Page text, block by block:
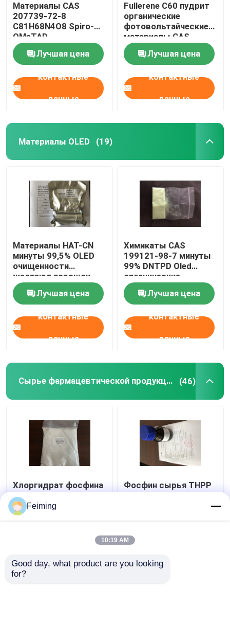
Материалы CAS
207739-72-8
C81H68N4O8 Spiro-
OMeTAD
органические
фотовольтайческие
Лучшая цена
контактные
данные
Fullerene C60 пудрит
органические
фотовольтайческие
материалы CAS
99685-96-8
Лучшая цена
контактные
данные
Материалы OLED (19)
Материалы HAT-CN
минуты 99,5% OLED
очищенности
желтеют порошок
CAS 105598-27-4
Лучшая цена
контактные
данные
Химикаты CAS
199121-98-7 минуты
99% DNTPD Oled
органические
материальные Oled
очищенности
Лучшая цена
контактные
данные
Сырье фармацевтической продукции (46)
Хлоргидрат фосфина
HCL Tris CAS 51805-
45-9 TCEP (2-
Carboxyethyl)
Фосфин сырья THPP
Hydroxypropyl)
Feiming
10:19 AM
Good day, what product are you looking
for?